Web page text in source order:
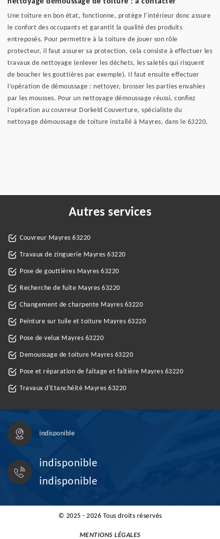
Une toiture en bon état, fonctionne, protège l’intérieur donc assure
le confort des occupants et garantit la qualité des produits
entreposés. Pour permettre à la toiture de jouer son rôle
protecteur, il faut assurer sa protection, cela consiste à effectuer les
travaux de nettoyage (enlever les déchets, les saletés qui risquent
de boucher les gouttières par exemple). Il faut ensuite effectuer
l’opération de démoussage : nettoyer, brosser les parties envahies
par les mousses. Pour un nettoyage démoussage réussi, confiez
l’opération au couvreur Dorkeld Couverture, spécialiste du
nettoyage démoussage de toiture installé à Mayres, dans le 63220.
Autres services
Couvreur Mayres 63220
Travaux de zinguerie Mayres 63220
Pose de gouttières Mayres 63220
Recherche de fuite Mayres 63220
Changement de charpente Mayres 63220
Peinture sur tuile et toiture Mayres 63220
Pose de velux Mayres 63220
Demoussage de toiture Mayres 63220
Pose et réparation de faîtage et faîtière Mayres 63220
Travaux d'Etanchéité Mayres 63220
indisponible
indisponible
indisponible
© 2025 - 2026 Tous droits réservés
MENTIONS LÉGALES